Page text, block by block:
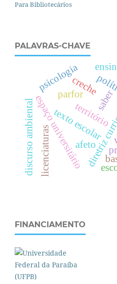
Para Bibliotecários
PALAVRAS-CHAVE
território
texto escolar
espaço universitário saber
discurso ambientallicenciaturas
parforcreche
psicologia
afeto
FINANCIAMENTO